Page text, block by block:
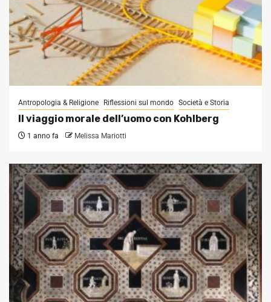
Antropologia & Religione Riflessioni sul mondo Società e Storia
Il viaggio morale dell’uomo con Kohlberg
1 anno fa Melissa Mariotti